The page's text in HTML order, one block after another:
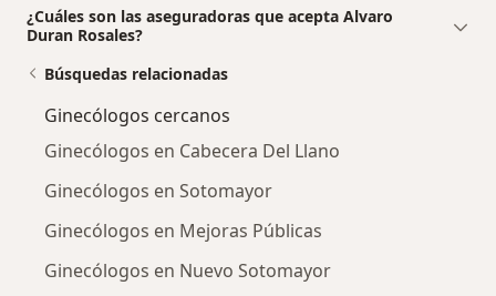
¿Cuáles son las aseguradoras que acepta Alvaro
Duran Rosales?
Búsquedas relacionadas
Ginecólogos cercanos
Ginecólogos en Cabecera Del Llano
Ginecólogos en Sotomayor
Ginecólogos en Mejoras Públicas
Ginecólogos en Nuevo Sotomayor